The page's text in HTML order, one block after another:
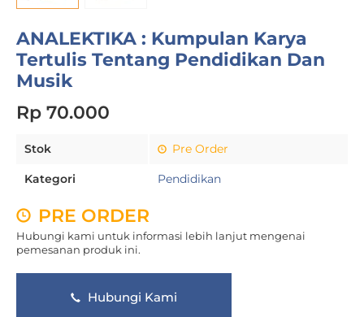
ANALEKTIKA : Kumpulan Karya
Tertulis Tentang Pendidikan Dan
Musik
Rp 70.000
Stok Pre Order
Kategori Pendidikan
PRE ORDER
Hubungi kami untuk informasi lebih lanjut mengenai
pemesanan produk ini.
Hubungi Kami